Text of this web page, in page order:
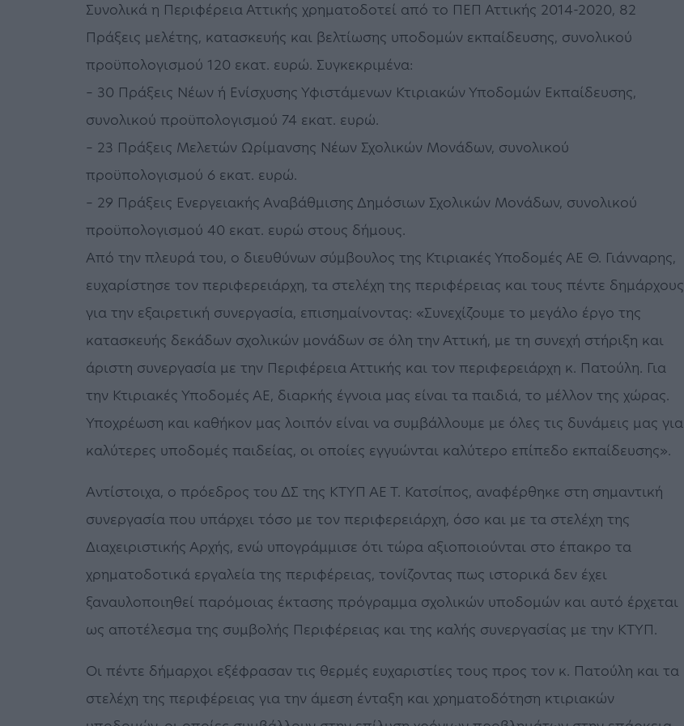
Συνολικά η Περιφέρεια Αττικής χρηματοδοτεί από το ΠΕΠ Αττικής 2014-2020, 82
Πράξεις μελέτης, κατασκευής και βελτίωσης υποδομών εκπαίδευσης, συνολικού
προϋπολογισμού 120 εκατ. ευρώ. Συγκεκριμένα:
– 30 Πράξεις Νέων ή Ενίσχυσης Υφιστάμενων Κτιριακών Υποδομών Εκπαίδευσης,
συνολικού προϋπολογισμού 74 εκατ. ευρώ.
– 23 Πράξεις Μελετών Ωρίμανσης Νέων Σχολικών Μονάδων, συνολικού
προϋπολογισμού 6 εκατ. ευρώ.
– 29 Πράξεις Ενεργειακής Αναβάθμισης Δημόσιων Σχολικών Μονάδων, συνολικού
προϋπολογισμού 40 εκατ. ευρώ στους δήμους.
Από την πλευρά του, ο διευθύνων σύμβουλος της Κτιριακές Υποδομές ΑΕ Θ. Γιάνναρης,
ευχαρίστησε τον περιφερειάρχη, τα στελέχη της περιφέρειας και τους πέντε δημάρχους
για την εξαιρετική συνεργασία, επισημαίνοντας: «Συνεχίζουμε το μεγάλο έργο της
κατασκευής δεκάδων σχολικών μονάδων σε όλη την Αττική, με τη συνεχή στήριξη και
άριστη συνεργασία με την Περιφέρεια Αττικής και τον περιφερειάρχη κ. Πατούλη. Για
την Κτιριακές Υποδομές ΑΕ, διαρκής έγνοια μας είναι τα παιδιά, το μέλλον της χώρας.
Υποχρέωση και καθήκον μας λοιπόν είναι να συμβάλλουμε με όλες τις δυνάμεις μας για
καλύτερες υποδομές παιδείας, οι οποίες εγγυώνται καλύτερο επίπεδο εκπαίδευσης».
Αντίστοιχα, ο πρόεδρος του ΔΣ της ΚΤΥΠ ΑΕ Τ. Κατσίπος, αναφέρθηκε στη σημαντική
συνεργασία που υπάρχει τόσο με τον περιφερειάρχη, όσο και με τα στελέχη της
Διαχειριστικής Αρχής, ενώ υπογράμμισε ότι τώρα αξιοποιούνται στο έπακρο τα
χρηματοδοτικά εργαλεία της περιφέρειας, τονίζοντας πως ιστορικά δεν έχει
ξαναυλοποιηθεί παρόμοιας έκτασης πρόγραμμα σχολικών υποδομών και αυτό έρχεται
ως αποτέλεσμα της συμβολής Περιφέρειας και της καλής συνεργασίας με την ΚΤΥΠ.
Οι πέντε δήμαρχοι εξέφρασαν τις θερμές ευχαριστίες τους προς τον κ. Πατούλη και τα
στελέχη της περιφέρειας για την άμεση ένταξη και χρηματοδότηση κτιριακών